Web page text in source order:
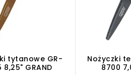
tytanowe GR-
8,25" GRAND
Nożyczki
8700